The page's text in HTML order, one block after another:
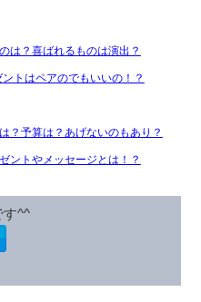
は？喜ばれるものは演出？
トはペアのでもいいの！？
？予算は？あげないのもあり？
ントやメッセージとは！？
す^^